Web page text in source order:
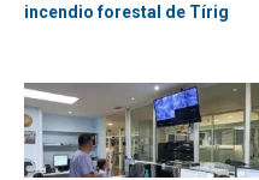
incendio forestal de Tírig